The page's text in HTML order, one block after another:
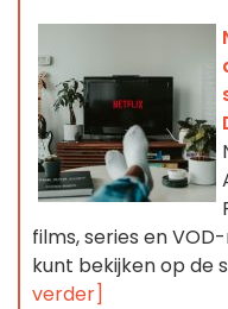
films, series en
kunt bekijken op de
verder]